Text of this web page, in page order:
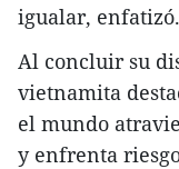
igualar, enfatizó.
Al concluir su
vietnamita
el mundo
y enfrenta